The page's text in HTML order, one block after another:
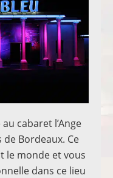
cabaret l’Ange
Bordeaux. Ce
le monde et vous
dans ce lieu